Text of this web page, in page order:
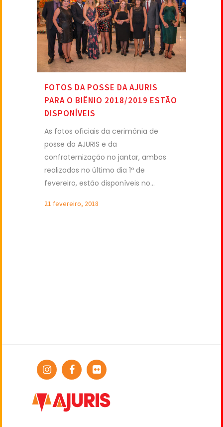
FOTOS DA POSSE DA AJURIS
PARA O BIÊNIO 2018/2019 ESTÃO
DISPONÍVEIS
As fotos oficiais da cerimônia de
posse da AJURIS e da
confraternização no jantar, ambos
realizados no último dia 1º de
fevereiro, estão disponíveis no...
21 fevereiro, 2018